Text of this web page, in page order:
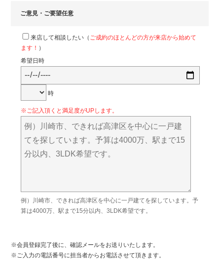
ご意見・ご要望任意
来店して相談したい（ ご成約のほとんどの方が来店から始めて
ます！ ）
希望日時
時
※ご記入頂くと満足度がUPします。
例）川崎市、できれば高津区を中心に一戸建てを探しています。予
算は4000万、駅まで15分以内、3LDK希望です。
※会員登録完了後に、確認メールをお送りいたします。
※ご入力の電話番号に担当者からお電話させて頂きます。